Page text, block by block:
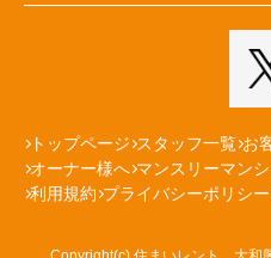
トップページ スタッフ一覧 お
オーナー様へ マンスリーマン
利用規約 プライバシーポリシー